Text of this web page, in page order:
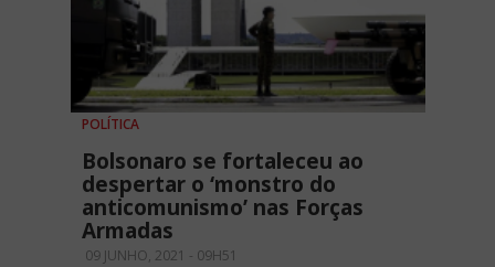
POLÍTICA
Bolsonaro se fortaleceu ao
despertar o ‘monstro do
anticomunismo’ nas Forças
Armadas
09 JUNHO, 2021 - 09H51